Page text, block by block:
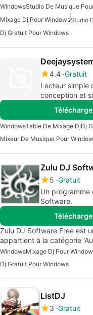
WindowsStudio De Musique
Mixage Dj Pour WindowsStudio
Dj Gratuit Pour Windows
4.4 Gratuit
Lecteur simple
conception et
WindowsTable De Mixage DjDj
Mixeur De Musique Pour
Zulu DJ
5 Gratuit
Un
Software.
Zulu DJ Software Free est
appartient à la catégorie
WindowsMixage Dj Pour
Dj Gratuit Pour Windows
ListDJ
3 Gratuit